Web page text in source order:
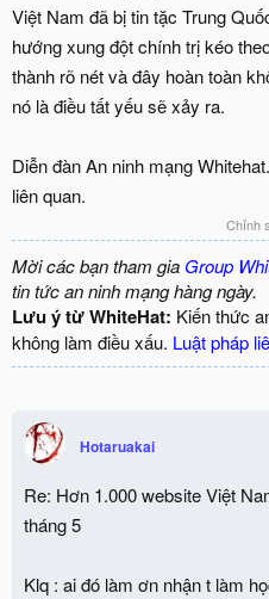
Việt Nam đã bị tin tặc Trung
hướng xung đột chính trị kéo
thành rõ nét và đây hoàn toàn
nó là điều tất yếu sẽ xảy ra.
Diễn đàn An ninh mạng
liên quan.
Chỉnh
Mời các bạn tham gia Group
tin tức an ninh mạng hàng ngày.
Lưu ý từ WhiteHat: Kiến thức
không làm điều xấu. Luật pháp
Hotaruakai
Re: Hơn 1.000 website Việt
tháng 5
Klq : ai đó làm ơn nhận t làm